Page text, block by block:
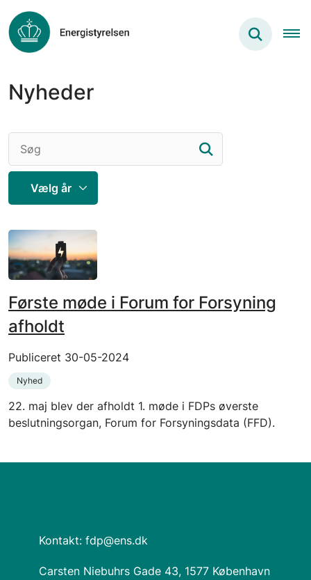
Nyheder
Første møde i Forum for Forsyning
afholdt
Publiceret 30-05-2024
Nyhed
22. maj blev der afholdt 1. møde i FDPs øverste
beslutningsorgan, Forum for Forsyningsdata (FFD).
Kontakt: fdp@ens.dk
Carsten Niebuhrs Gade 43, 1577 København